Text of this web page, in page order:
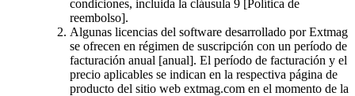
condiciones, incluida la cláusula 9 [Política de
reembolso].
Algunas licencias del software desarrollado por Extmag
se ofrecen en régimen de suscripción con un período de
facturación anual [anual]. El período de facturación y el
precio aplicables se indican en la respectiva página de
producto del sitio web extmag.com en el momento de la